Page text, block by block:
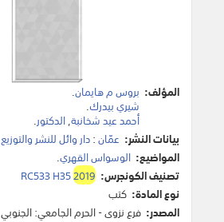
المؤلف: بروس م هايمان.
شيري بيدرك.
أحمد عيد شخانبة,الدكتور.
بيانات النشر: عمّان:دار وائل للنشر والتوزيع
المواضيع: الوسواس القهري.
تصنيف الكونجرس:
RC533 H352019
نوع المادة: كتب
المصدر: فرع نزوى - الحرم الجامعي: الجنوبي